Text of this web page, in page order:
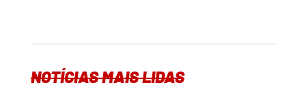
NOTÍCIAS MAIS LIDAS